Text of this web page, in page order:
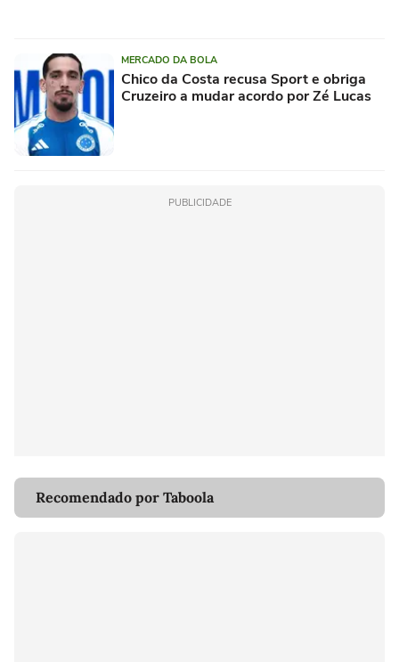
MERCADO DA BOLA
Chico da Costa recusa Sport e obriga
Cruzeiro a mudar acordo por Zé Lucas
PUBLICIDADE
Recomendado por Taboola